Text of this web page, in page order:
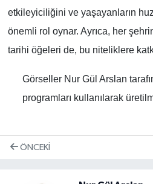
etkileyiciliğini ve yaşayanların
önemli rol oynar. Ayrıca, her
tarihi öğeleri de, bu niteliklere
Görseller Nur Gül Arslan
programları kullanılarak
ÖNCEKI